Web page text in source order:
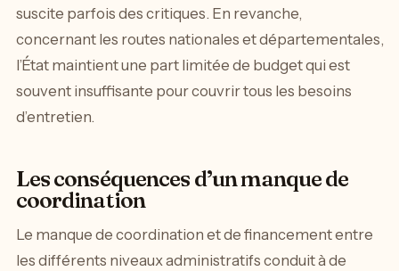
suscite parfois des critiques. En revanche,
concernant les routes nationales et départementales,
l’État maintient une part limitée de budget qui est
souvent insuffisante pour couvrir tous les besoins
d’entretien.
Les conséquences d’un manque de
coordination
Le manque de coordination et de financement entre
les différents niveaux administratifs conduit à de